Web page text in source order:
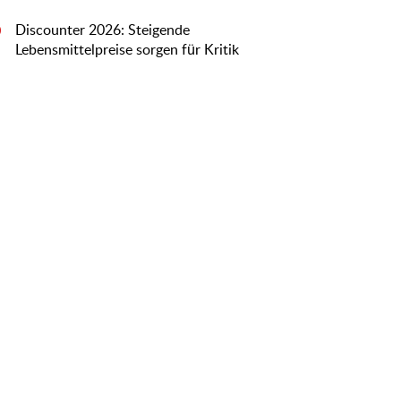
Discounter 2026: Steigende
Lebensmittelpreise sorgen für Kritik